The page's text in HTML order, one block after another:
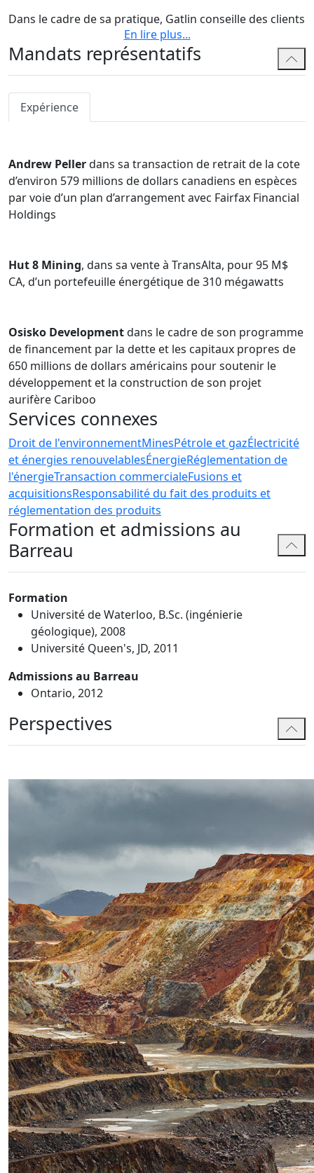
Dans le cadre de sa pratique, Gatlin conseille des clients
sur des questions transactionnelles, notamment des
fusions et acquisitions, des financements, des
transactions et des développements immobiliers et des
et énergétique. Dans ce contexte, il met à profit son
expérience et sa formation en ingénierie pour cerner
d'atténuation, de gestion et de résolution.
Gatlin conseille et soutient également les clients dans le
cadre de processus d'approbation réglementaire et de
réglementaires environnementales et industrielles. Il
possède une expertise particulière dans les domaines
de la gestion des déchets et des matières recyclables,
des émissions industrielles, de la santé et de la sécurité
au travail, des sites contaminés et des projets miniers
et de ressources naturelles.
Avec une expérience considérable de l'interface avec
tous les ordres de gouvernement, Gatlin défend les
intérêts des clients qui naviguent dans les
changements réglementaires ou législatifs
gouvernementaux et en cas de crise. En tant que
défenseur, Gatlin aide les clients qui font face à des
enquêtes réglementaires, à des mesures d'application
de la loi, à des poursuites, à des procédures
administratives et à des litiges civils en matière
Gatlin enseigne deux cours complets sur le droit et
l'éthique du génie à l'Université de Waterloo à 300
étudiants par année dans le cadre des programmes de
génie environnemental, géologique, civil et
En lire plus...
Mandats représentatifs
Expérience
Andrew Pellerdans sa transaction de retrait de la cote
d’environ 579 millions de dollars canadiens en espèces
par voie d’un plan d’arrangement avec Fairfax Financial
Holdings
Hut 8 Mining, dans sa vente à TransAlta, pour 95 M$
CA, d’un portefeuille énergétique de 310 mégawatts
Osisko Developmentdans le cadre de son programme
de financement par la dette et les capitaux propres de
650 millions de dollars américains pour soutenir le
développement et la construction de son projet
aurifère Cariboo
Services connexes
Droit de l'environnementMinesPétrole et gazÉlectricité
et énergies renouvelablesÉnergieRéglementation de
l'énergieTransaction commercialeFusions et
acquisitionsResponsabilité du fait des produits et
réglementation des produits
Formation et admissions au
Barreau
Formation
Université de Waterloo, B.Sc. (ingénierie
géologique), 2008
Université Queen's, JD, 2011
Admissions au Barreau
Ontario, 2012
Perspectives